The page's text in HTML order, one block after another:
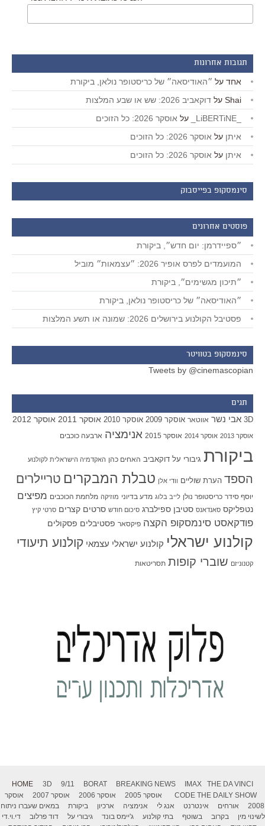
תגובות אחרונות
אחד על ״האודיסאה״ של כריסטופר נולאן, ביקורת
Shai על דוקאביב 2026: שש או שבע המלצות
על אוסקר 2026: כל הזוכים
איתן על אוסקר 2026: כל הזוכים
איתן על אוסקר 2026: כל הזוכים
סינמסקופ בפייסבוק
פוסטים אחרונים
״ספיידרמן: יום חדש״, ביקורת
המועמדים לפרס אופיר 2026: ״עצמאות״ מוביל
״תיכון מגשימים״, ביקורת
״האודיסאה״ של כריסטופר נולאן, ביקורת
פסטיבל הקולנוע בירושלים 2026: שמונה או תשע המלצות
סינמסקופ בטוויטר
Tweets by @cinemascopian
תגים
3D אבי נשר אווטאר אוסקר 2009 אוסקר 2010 אוסקר 2011 אוסקר 2012
אוסקר 2013 אוסקר 2014 אוסקר 2015 אנימציה ארבעה כוכבים
ביקורת גיבורי על דוקאביב האחים כהן האקדמיה הישראלית לקולנוע
הספד הערת שוליים וודי אלן טבלת המבקרים טריילרים
יוסף סידר כריסטופר נולן לייב בלוג מדע בדיוני מוזיקה מלחמת הכוכבים מפיצים
נטפליקס סאנדאנס סטיבן ספילברג סיכום חודש סרטים קצרים סרטי קיץ
פודקאסט סינמסקופ הקצה פיקסאר פסטיבלים פסקולים
קולנוע ישראלי קולנוע ישראלי עצמאי קולנוע תיעודי
קטנוניזם שוברי קופות תסריטאות
HOME 3D 9/11 BORAT BREAKING NEWS IMAX
THE DA VINCI
CODE THE DAILY SHOW אוסקר 2005 אוסקר 2006 אוסקר 2007
אוסקר
2008
אורחים אינטרנט אנג לי אנימציה ארכיון ביקורת
במאים שעברו ניתוח
לשינוי מין
בקרוב בשוטף בתי קולנוע ג'יימס בונד גיבורי על דוד פרלוב
די.וי.די